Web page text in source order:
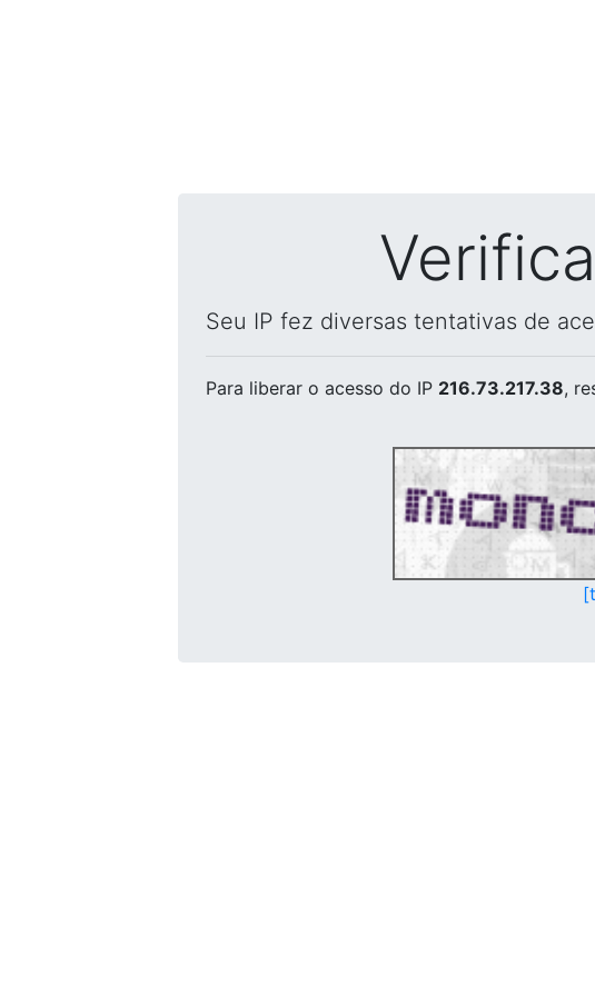
Seu IP fez diversas tentativas de
Para liberar o acesso do IP 216.73.217.38,